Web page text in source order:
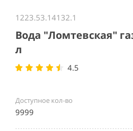
1223.53.14132.1
Вода "Ломтевская"
л
4.5
Доступное кол-во
9999